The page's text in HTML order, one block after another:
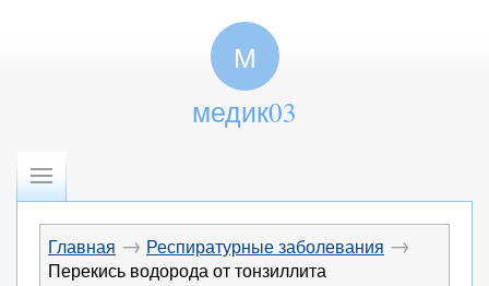
М
медик03
Главная → Респиратурные заболевания →
Перекись водорода от тонзиллита